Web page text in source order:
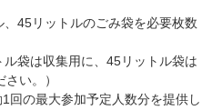
45リットルのごみ袋を必要枚数
集用に、45リットル袋は
い。）
の最大参加予定人数分を提供し